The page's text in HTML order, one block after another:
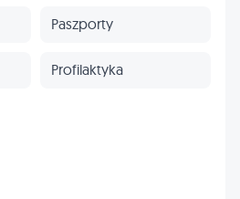
Paszporty
Profilaktyka